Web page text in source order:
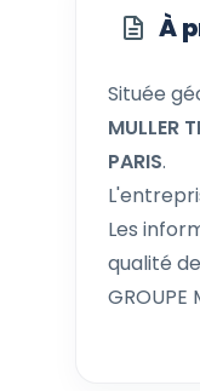
À
Située
MULLER
PARIS.
Les
qualité
GROUPE